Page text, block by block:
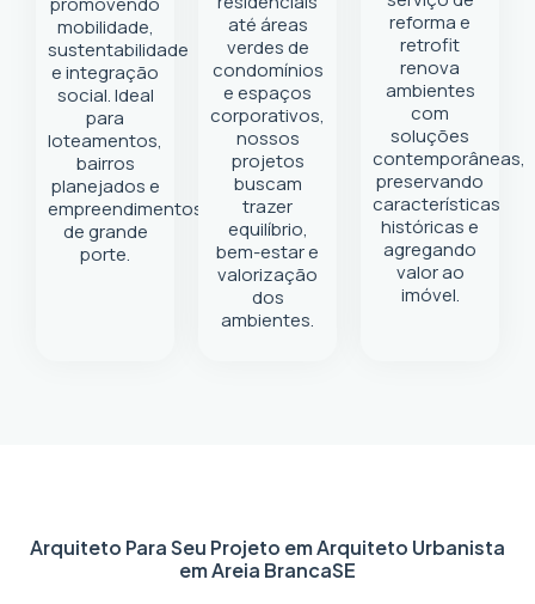
mobilidade,
sustentabilidade
e integração
social. Ideal
para
loteamentos,
bairros
planejados e
empreendimentos
de grande
porte.
até áreas
verdes de
condomínios
e espaços
corporativos,
nossos
projetos
buscam
trazer
equilíbrio,
bem-estar e
valorização
dos
ambientes.
reforma e
retrofit
renova
ambientes
com
soluções
contemporâneas,
preservando
características
históricas e
agregando
valor ao
imóvel.
Arquiteto Para Seu Projeto emArquiteto Urbanista
em Areia BrancaSE